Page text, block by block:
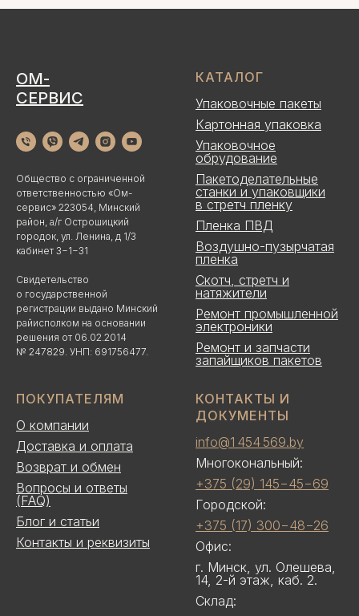
ОМ-
СЕРВИС
Общество с ограниченной
ответственностью «Ом-
сервис» 223054, Минский
район, а/г Острошицкий
городок, ул. Ленина, д 1/3
кабинет 3−1−31
Свидетельство
о государственной
регистрации выдано Минский
райисполком на основании
решения от 06.02.2014
№ 247829. УНП: 691756477.
КАТАЛОГ
Упаковочные пакеты
Картонная упаковка
Упаковочное
обрудование
Пакетоделательные
станки и упаковщики
в стретч пленку
Пленка ПВД
Воздушно-пузырчатая
пленка
Скотч, стретч и
натяжители
Ремонт промышленной
электроники
Ремонт и запчасти
запайщиков пакетов
ПОКУПАТЕЛЯМ
О компании
Доставка и оплата
Возврат и обмен
Вопросы и ответы
(FAQ)
Блог и статьи
Контакты и реквизиты
КОНТАКТЫ И
ДОКУМЕНТЫ
info@1 454 569.by
Многокональный:
+375 (29) 145−45−69
Городской:
+375 (17) 300−48−26
Офис:
г. Минск, ул. Олешева,
14, 2-й этаж, каб. 2.
Склад: